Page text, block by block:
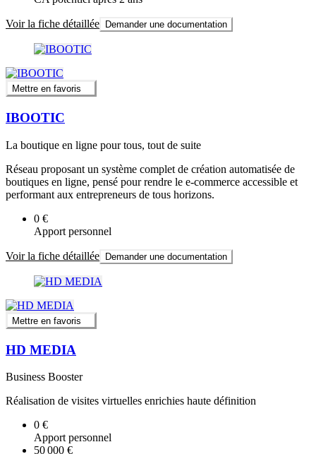
Voir la fiche détaillée Demander une documentation
Mettre en favoris
IBOOTIC
La boutique en ligne pour tous, tout de suite
Réseau proposant un système complet de création automatisée de
boutiques en ligne, pensé pour rendre le e-commerce accessible et
performant aux entrepreneurs de tous horizons.
0 €
Apport personnel
Voir la fiche détaillée Demander une documentation
Mettre en favoris
HD MEDIA
Business Booster
Réalisation de visites virtuelles enrichies haute définition
0 €
Apport personnel
50 000 €